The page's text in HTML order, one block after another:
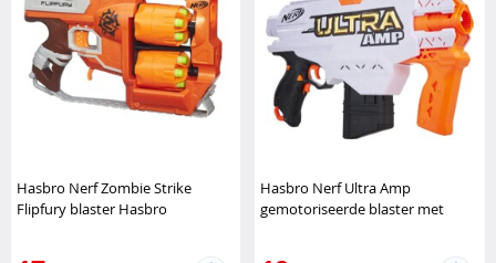
Hasbro Nerf Zombie Strike
Flipfury blaster Hasbro
Hasbro Nerf Ultra Amp
gemotoriseerde blaster met